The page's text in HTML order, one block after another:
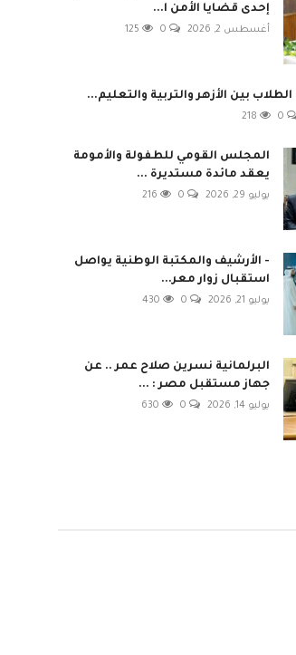
إحدى قضايا الأمن ا...
أغسطس 2, 2026 0
125
بين الأزهر والتربية والتعليم...
0
218
المجلس القومي للطفولة والأمومة
يعقد مائدة مستديرة ...
يوليو 29, 2026 0
216
- الأرشيف والمكتبة الوطنية يواصل
استقبال زوار معر...
يوليو 21, 2026 0
430
البرلمانية نسرين صلاح عمر .. عن
جهاز مستقبل مصر : ...
يوليو 14, 2026 0
630